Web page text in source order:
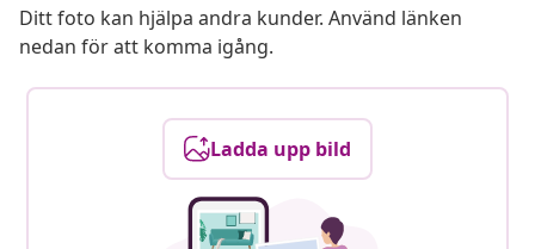
Ditt foto kan hjälpa andra kunder. Använd länken
nedan för att komma igång.
Ladda upp bild